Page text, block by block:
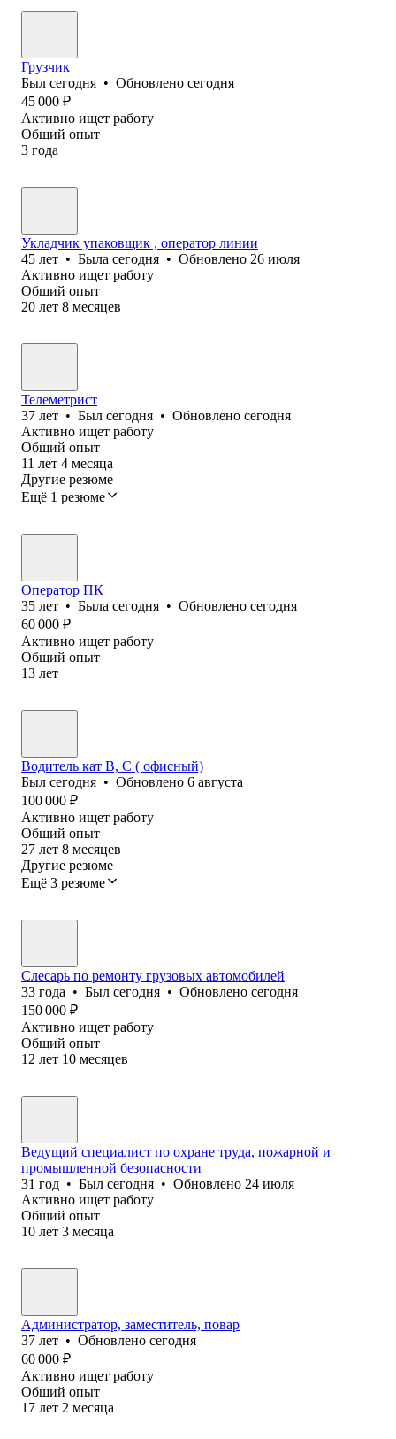
Грузчик
Был сегодня • Обновлено сегодня
45 000 ₽
Активно ищет работу
Общий опыт
3 года
Укладчик упаковщик , оператор линии
45 лет • Была сегодня • Обновлено 26 июля
Активно ищет работу
Общий опыт
20 лет 8 месяцев
Телеметрист
37 лет • Был сегодня • Обновлено сегодня
Активно ищет работу
Общий опыт
11 лет 4 месяца
Другие резюме
Ещё 1 резюме
Оператор ПК
35 лет • Была сегодня • Обновлено сегодня
60 000 ₽
Активно ищет работу
Общий опыт
13 лет
Водитель кат В, С ( офисный)
Был сегодня • Обновлено 6 августа
100 000 ₽
Активно ищет работу
Общий опыт
27 лет 8 месяцев
Другие резюме
Ещё 3 резюме
Слесарь по ремонту грузовых автомобилей
33 года • Был сегодня • Обновлено сегодня
150 000 ₽
Активно ищет работу
Общий опыт
12 лет 10 месяцев
Ведущий специалист по охране труда, пожарной и
промышленной безопасности
31 год • Был сегодня • Обновлено 24 июля
Активно ищет работу
Общий опыт
10 лет 3 месяца
Администратор, заместитель, повар
37 лет • Обновлено сегодня
60 000 ₽
Активно ищет работу
Общий опыт
17 лет 2 месяца